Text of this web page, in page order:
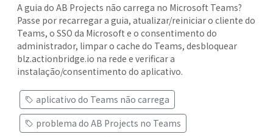
A guia do AB Projects não carrega no Microsoft Teams?
Passe por recarregar a guia, atualizar/reiniciar o cliente do
Teams, o SSO da Microsoft e o consentimento do
administrador, limpar o cache do Teams, desbloquear
blz.actionbridge.io na rede e verificar a
instalação/consentimento do aplicativo.
aplicativo do Teams não carrega
problema do AB Projects no Teams